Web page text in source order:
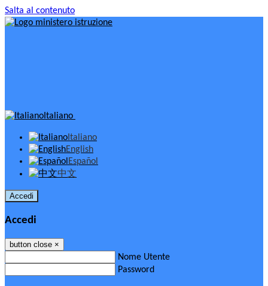
Salta al contenuto
Italiano
Italiano
English
Español
中文
Accedi
Accedi
button close ×
Nome Utente
Password